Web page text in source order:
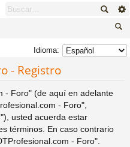
nti
ar
se
eg
ist
e
us
Idioma:
- Registro
- Foro" (de aquí en adelante
- Foro",
usted acuerda estar
términos. En caso contrario
- Foro".